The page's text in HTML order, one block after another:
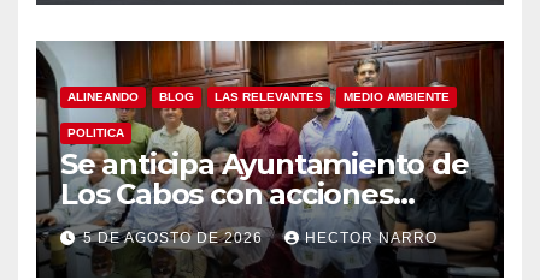
ALINEANDO BLOG LAS RELEVANTES MEDIO AMBIENTE
POLITICA
Se anticipa Ayuntamiento de
Los Cabos con acciones
preventivas ante lluvias en el
centro histórico
5 DE AGOSTO DE 2026 HECTOR NARRO